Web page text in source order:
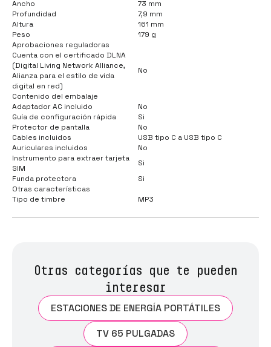
Ancho
73 mm
Profundidad
7,9 mm
Altura
161 mm
Peso
179 g
Aprobaciones reguladoras
Cuenta con el certificado DLNA
(Digital Living Network Alliance,
Alianza para el estilo de vida
digital en red)
No
Contenido del embalaje
Adaptador AC incluido
No
Guía de configuración rápida
Si
Protector de pantalla
No
Cables incluidos
USB tipo C a USB tipo C
Auriculares incluidos
No
Instrumento para extraer tarjeta
SIM
Si
Funda protectora
Si
Otras características
Tipo de timbre
MP3
Otras categorías que te pueden
interesar
ESTACIONES DE ENERGÍA PORTÁTILES
TV 65 PULGADAS